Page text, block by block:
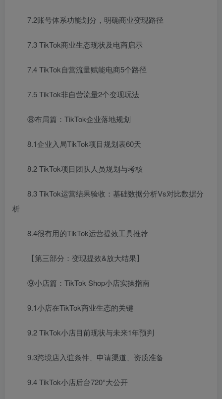
7.2账号体系功能划分，明确商业变现路径
7.3 TikTok商业生态现状及电商启示
7.4 TikTok自营流量赋能电商5个路径
7.5 TikTok非自营流量2个变现玩法
⑧布局篇：TikTok企业落地规划
8.1企业入局TikTok项目规划表60天
8.2 TikTok项目团队人员规划与考核
8.3 TikTok运营结果验收：基础数据分析Vs对比数据分
析
8.4很有用的TikTok运营提效工具推荐
【第三部分：变现提效&放大结果】
⑨小店篇：TikTok Shop小店实操指南
9.1小店在TikTok商业生态的关键
9.2 TikTok小店目前现状与未来1年预判
9.3跨境店入驻条件、申请渠道、资质准备
9.4 TikTok小店后台720°大公开